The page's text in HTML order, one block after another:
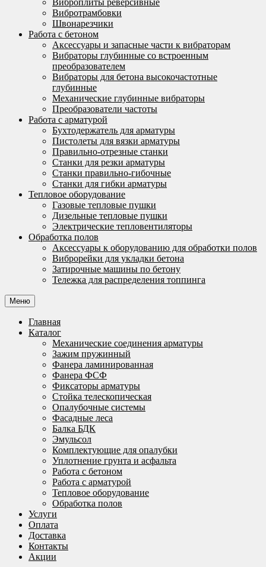
Виброплиты реверсивные
Вибротрамбовки
Швонарезчики
Работа с бетоном
Аксессуары и запасные части к вибраторам
Вибраторы глубинные со встроенным
преобразователем
Вибраторы для бетона высокочастотные
глубинные
Механические глубинные вибраторы
Преобразователи частоты
Работа с арматурой
Бухтодержатель для арматуры
Пистолеты для вязки арматуры
Правильно-отрезные станки
Станки для резки арматуры
Станки правильно-гибочные
Станки для гибки арматуры
Тепловое оборудование
Газовые тепловые пушки
Дизельные тепловые пушки
Электрические тепловентиляторы
Обработка полов
Аксессуары к оборудованию для обработки полов
Виброрейки для укладки бетона
Затирочные машины по бетону
Тележка для распределения топпинга
Меню
Главная
Каталог
Механические соединения арматуры
Зажим пружинный
Фанера ламинированная
Фанера ФСФ
Фиксаторы арматуры
Стойка телескопическая
Опалубочные системы
Фасадные леса
Балка БДК
Эмульсол
Комплектующие для опалубки
Уплотнение грунта и асфальта
Работа с бетоном
Работа с арматурой
Тепловое оборудование
Обработка полов
Услуги
Оплата
Доставка
Контакты
Акции